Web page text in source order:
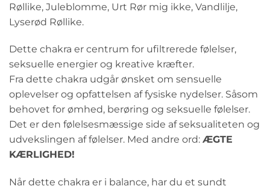
Røllike, Juleblomme, Urt Rør mig ikke, Vandlilje,
Lyserød Røllike.
Dette chakra er centrum for ufiltrerede følelser,
seksuelle energier og kreative kræfter.
Fra dette chakra udgår ønsket om sensuelle
oplevelser og opfattelsen af fysiske nydelser. Såsom
behovet for ømhed, berøring og seksuelle følelser.
Det er den følelsesmæssige side af seksualiteten og
udvekslingen af følelser. Med andre ord: ÆGTE
KÆRLIGHED!
Når dette chakra er i balance, har du et sundt